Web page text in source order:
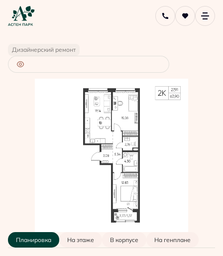
2-комнатная 10 090 480 руб.
Ипотека
Дизайнерский ремонт
Планировка На этаже В корпусе На генплане